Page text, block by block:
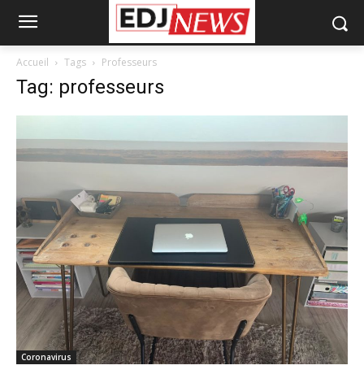
Accueil Tags Professeurs
Tag: professeurs
Coronavirus